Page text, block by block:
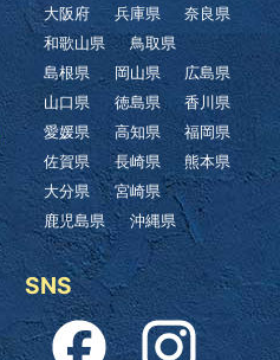
大阪府
兵庫県
奈良県
和歌山県
鳥取県
島根県
岡山県
広島県
山口県
徳島県
香川県
愛媛県
高知県
福岡県
佐賀県
長崎県
熊本県
大分県
宮崎県
鹿児島県
沖縄県
SNS